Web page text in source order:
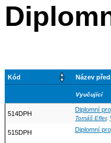
Kód Název
Vyučující
514DPH
Diplomní
Tomáš Efler,
515DPH Diplomní